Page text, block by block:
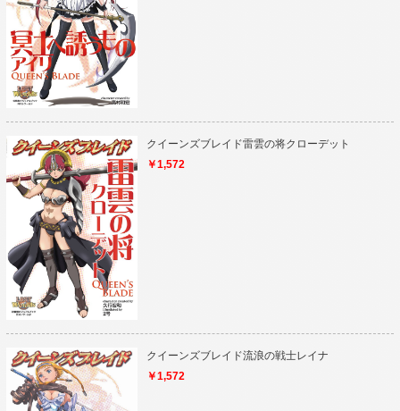
クイーンズブレイド雷雲の将クローデット
￥1,572
クイーンズブレイド流浪の戦士レイナ
￥1,572